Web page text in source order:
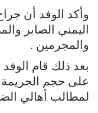
وأكد الوفد أن
اليمني الصابر
والمجرمين .
بعد ذلك قام الوفد
على حجم الجريمة
لمطالب أهالي